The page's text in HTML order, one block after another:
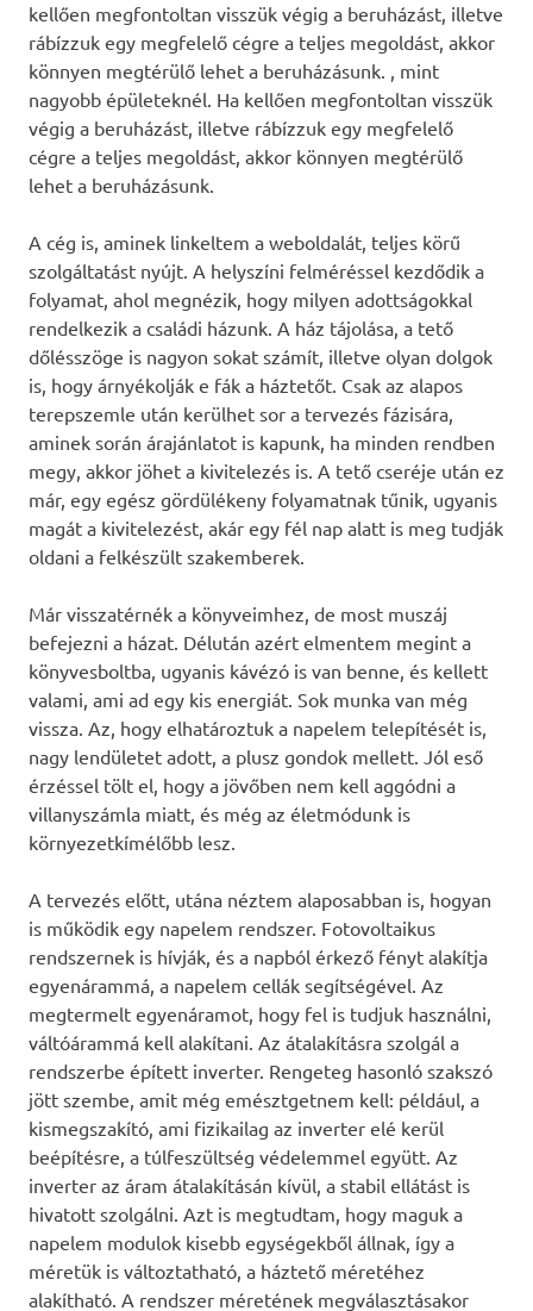
kellően megfontoltan visszük végig a beruházást, illetve
rábízzuk egy megfelelő cégre a teljes megoldást, akkor
könnyen megtérülő lehet a beruházásunk. , mint
nagyobb épületeknél. Ha kellően megfontoltan visszük
végig a beruházást, illetve rábízzuk egy megfelelő
cégre a teljes megoldást, akkor könnyen megtérülő
lehet a beruházásunk.
A cég is, aminek linkeltem a weboldalát, teljes körű
szolgáltatást nyújt. A helyszíni felméréssel kezdődik a
folyamat, ahol megnézik, hogy milyen adottságokkal
rendelkezik a családi házunk. A ház tájolása, a tető
dőlésszöge is nagyon sokat számít, illetve olyan dolgok
is, hogy árnyékolják e fák a háztetőt. Csak az alapos
terepszemle után kerülhet sor a tervezés fázisára,
aminek során árajánlatot is kapunk, ha minden rendben
megy, akkor jöhet a kivitelezés is. A tető cseréje után ez
már, egy egész gördülékeny folyamatnak tűnik, ugyanis
magát a kivitelezést, akár egy fél nap alatt is meg tudják
oldani a felkészült szakemberek.
Már visszatérnék a könyveimhez, de most muszáj
befejezni a házat. Délután azért elmentem megint a
könyvesboltba, ugyanis kávézó is van benne, és kellett
valami, ami ad egy kis energiát. Sok munka van még
vissza. Az, hogy elhatároztuk a napelem telepítését is,
nagy lendületet adott, a plusz gondok mellett. Jól eső
érzéssel tölt el, hogy a jövőben nem kell aggódni a
villanyszámla miatt, és még az életmódunk is
környezetkímélőbb lesz.
A tervezés előtt, utána néztem alaposabban is, hogyan
is működik egy napelem rendszer. Fotovoltaikus
rendszernek is hívják, és a napból érkező fényt alakítja
egyenárammá, a napelem cellák segítségével. Az
megtermelt egyenáramot, hogy fel is tudjuk használni,
váltóárammá kell alakítani. Az átalakításra szolgál a
rendszerbe épített inverter. Rengeteg hasonló szakszó
jött szembe, amit még emésztgetnem kell: például, a
kismegszakító, ami fizikailag az inverter elé kerül
beépítésre, a túlfeszültség védelemmel együtt. Az
inverter az áram átalakításán kívül, a stabil ellátást is
hivatott szolgálni. Azt is megtudtam, hogy maguk a
napelem modulok kisebb egységekből állnak, így a
méretük is változtatható, a háztető méretéhez
alakítható. A rendszer méretének megválasztásakor